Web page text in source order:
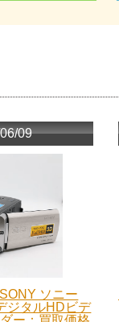
09
ソニー
ジタルHDビデ